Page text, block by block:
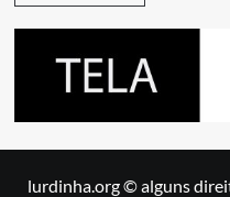
lurdinha.org © alguns